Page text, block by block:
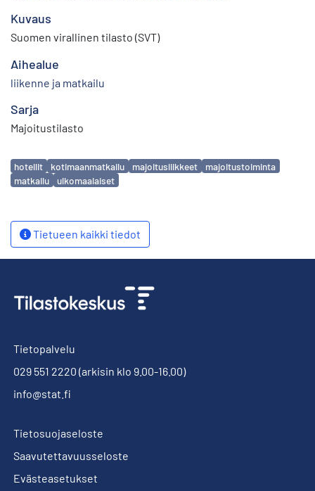
Kuvaus
Suomen virallinen tilasto (SVT)
Aihealue
liikenne ja matkailu
Sarja
Majoitustilasto
Avainsanat
hotellit kotimaanmatkailu majoitusliikkeet
majoitustoiminta
matkailu
ulkomaalaiset
Tietueen kaikki tiedot
Tietopalvelu
029 551 2220 (arkisin klo 9.00-16.00)
info@stat.fi
Tietosuojaseloste
Saavutettavuusseloste
Evästeasetukset